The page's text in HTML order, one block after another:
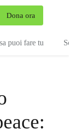
Dona ora
puoi fare tu